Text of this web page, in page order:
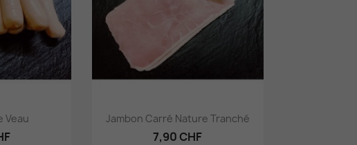
Veau Aperçu rapide
Jambon Carré Nature Tranché
7,90 CHF